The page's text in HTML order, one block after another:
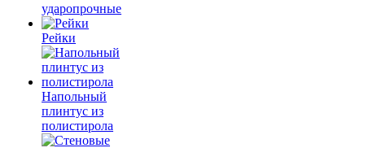
ударопрочные
Рейки
Напольный
плинтус из
полистирола